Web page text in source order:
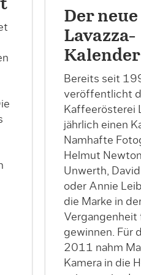
Der neue
Lavazza-
Bereits seit
veröffentlicht
Kaffeerösterei
jährlich einen
Namhafte
Helmut
Unwerth,
oder Annie
die Marke in
Vergangenheit
gewinnen. Für
2011 nahm
Kamera in die